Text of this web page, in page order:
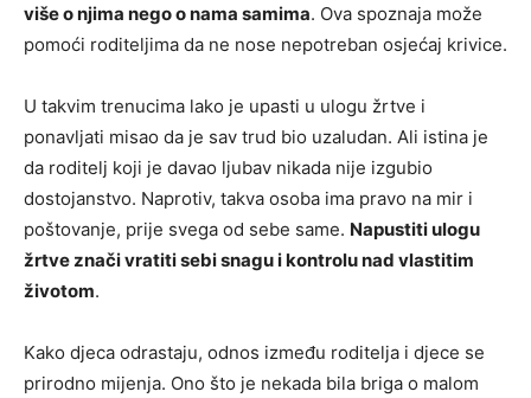
više o njima nego o nama samima. Ova spoznaja može
pomoći roditeljima da ne nose nepotreban osjećaj krivice.
U takvim trenucima lako je upasti u ulogu žrtve i
ponavljati misao da je sav trud bio uzaludan. Ali istina je
da roditelj koji je davao ljubav nikada nije izgubio
dostojanstvo. Naprotiv, takva osoba ima pravo na mir i
poštovanje, prije svega od sebe same. Napustiti ulogu
žrtve znači vratiti sebi snagu i kontrolu nad vlastitim
životom.
Kako djeca odrastaju, odnos između roditelja i djece se
prirodno mijenja. Ono što je nekada bila briga o malom